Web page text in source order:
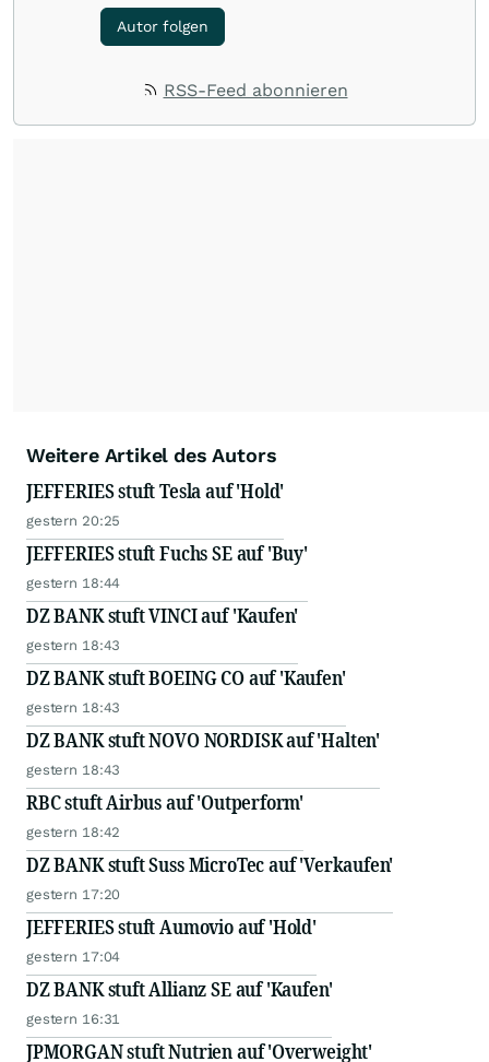
Autor folgen
RSS-Feed abonnieren
Weitere Artikel des Autors
JEFFERIES stuft Tesla auf 'Hold'
gestern 20:25
JEFFERIES stuft Fuchs SE auf 'Buy'
gestern 18:44
DZ BANK stuft VINCI auf 'Kaufen'
gestern 18:43
DZ BANK stuft BOEING CO auf 'Kaufen'
gestern 18:43
DZ BANK stuft NOVO NORDISK auf 'Halten'
gestern 18:43
RBC stuft Airbus auf 'Outperform'
gestern 18:42
DZ BANK stuft Suss MicroTec auf 'Verkaufen'
gestern 17:20
JEFFERIES stuft Aumovio auf 'Hold'
gestern 17:04
DZ BANK stuft Allianz SE auf 'Kaufen'
gestern 16:31
JPMORGAN stuft Nutrien auf 'Overweight'